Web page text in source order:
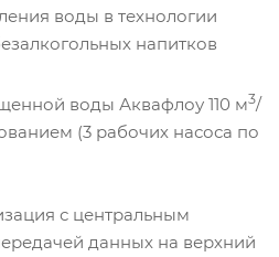
воды в технологии
напитков
воды Аквафлоу 110 м3/
(3 рабочих насоса по
с центральным
данных на верхний